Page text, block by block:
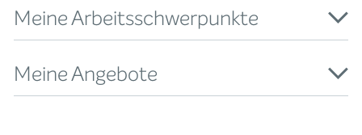
Meine Arbeitsschwerpunkte
Meine Angebote